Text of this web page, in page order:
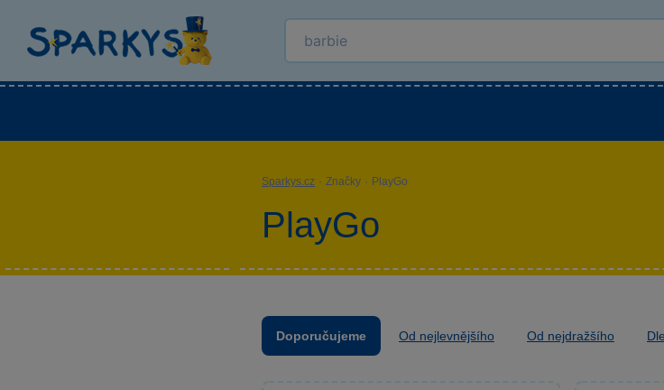
Sparkys.cz · Značky · PlayGo
PlayGo
Doporučujeme Od nejlevnějšího Od nejdražšího